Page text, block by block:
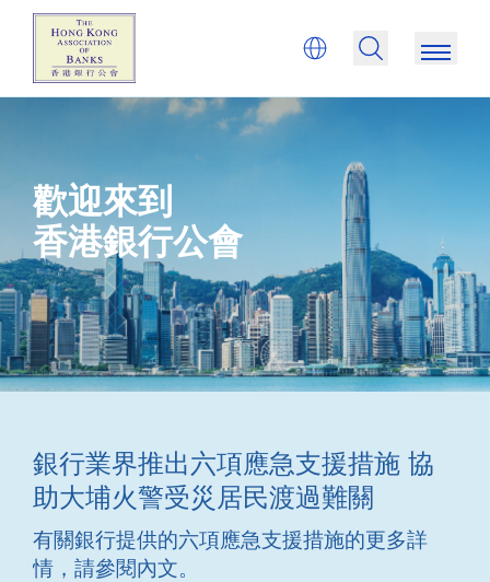
歡迎來到
香港銀行公會
銀行業界推出六項應急支援措施 協
助大埔火警受災居民渡過難關
有關銀行提供的六項應急支援措施的更多詳
情，請參閱內文。